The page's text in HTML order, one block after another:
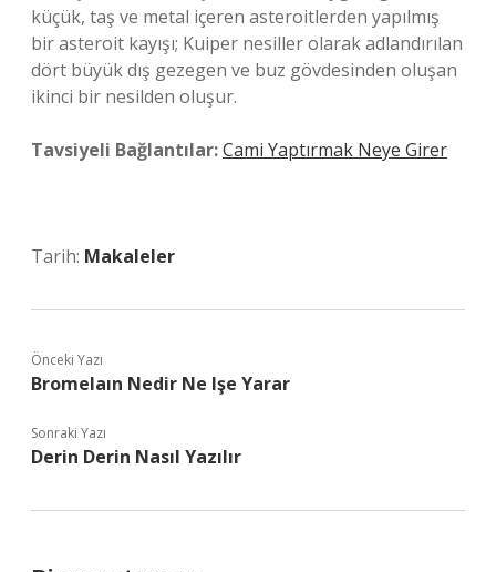
küçük, taş ve metal içeren asteroitlerden yapılmış
bir asteroit kayışı; Kuiper nesiller olarak adlandırılan
dört büyük dış gezegen ve buz gövdesinden oluşan
ikinci bir nesilden oluşur.
Tavsiyeli Bağlantılar:Cami Yaptırmak Neye Girer
Tarih: Makaleler
Önceki Yazı
Bromelaın Nedir Ne Işe Yarar
Sonraki Yazı
Derin Derin Nasıl Yazılır